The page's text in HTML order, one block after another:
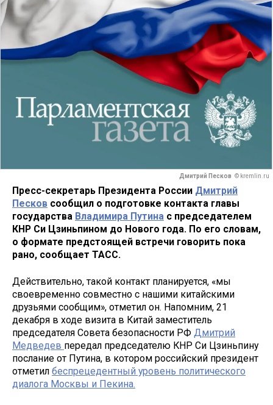
Дмитрий Песков © kremlin.ru
Пресс-секретарь Президента России Дмитрий
Песков сообщил о подготовке контакта главы
государства Владимира Путина с председателем
КНР Си Цзиньпином до Нового года. По его словам,
о формате предстоящей встречи говорить пока
рано, сообщает ТАСС.
Действительно, такой контакт планируется, «мы
своевременно совместно с нашими китайскими
друзьями сообщим», отметил он. Напомним, 21
декабря в ходе визита в Китай заместитель
председателя Совета безопасности РФ Дмитрий
Медведев передал председателю КНР Си Цзиньпину
послание от Путина, в котором российский президент
отметил беспрецедентный уровень политического
диалога Москвы и Пекина.